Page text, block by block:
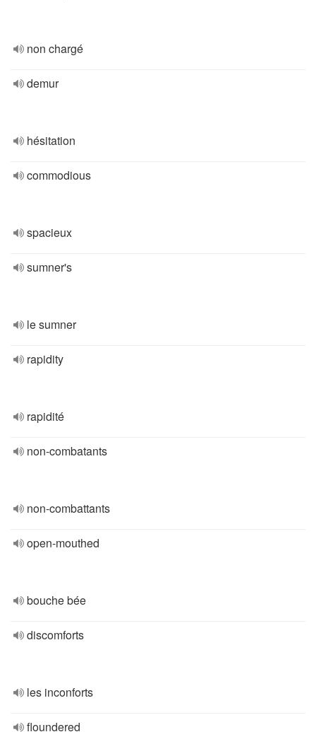
non chargé
demur
hésitation
commodious
spacieux
sumner's
le sumner
rapidity
rapidité
non-combatants
non-combattants
open-mouthed
bouche bée
discomforts
les inconforts
floundered